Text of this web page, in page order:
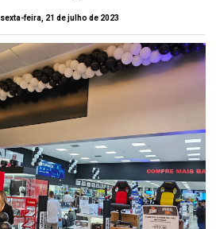
sexta-feira, 21 de julho de 2023